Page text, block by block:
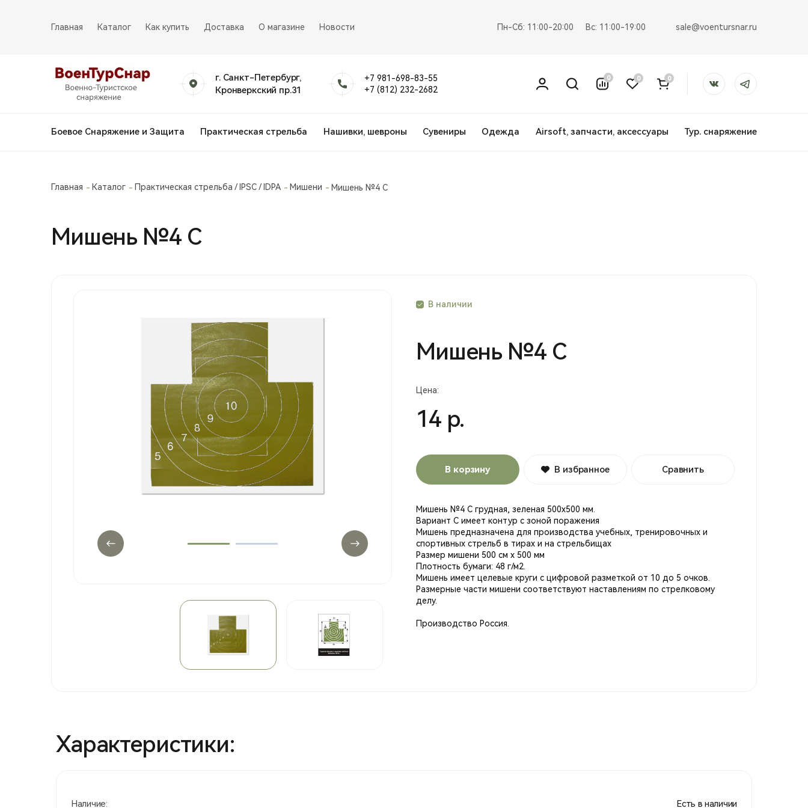
Главная Каталог Как купить Доставка О магазине Новости Пн-Сб: 11:00-20:00 Вс: 11:00-19:00 sale@voentursnar.ru
г. Санкт-Петербург,
Кронверкский пр.31
+7 981-698-83-55
+7 (812) 232-2682
0 0 0
Боевое Снаряжение и Защита Практическая стрельба Нашивки, шевроны Сувениры Одежда Airsoft, запчасти, аксессуары Тур. снаряжение
Главная Каталог Практическая стрельба / IPSC / IDPA Мишени Мишень №4 С
Мишень №4 С
В наличии
Мишень №4 С
Цена:
14 р.
В корзину В избранное Сравнить
Мишень №4 С грудная, зеленая 500х500 мм.
Вариант С имеет контур с зоной поражения
Мишень предназначена для производства учебных, тренировочных и
спортивных стрельб в тирах и на стрельбищах
Размер мишени 500 см х 500 мм
Плотность бумаги: 48 г/м2.
Мишень имеет целевые круги с цифровой разметкой от 10 до 5 очков.
Размерные части мишени соответствуют наставлениям по стрелковому
делу.
Производство Россия.
Характеристики:
Наличие: Есть в наличии